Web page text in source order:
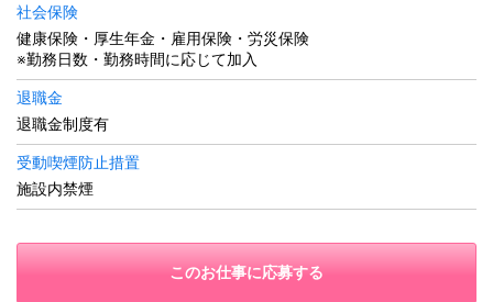
社会保険
健康保険・厚生年金・雇用保険・労災保険
※勤務日数・勤務時間に応じて加入
退職金
退職金制度有
受動喫煙防止措置
施設内禁煙
このお仕事に応募する